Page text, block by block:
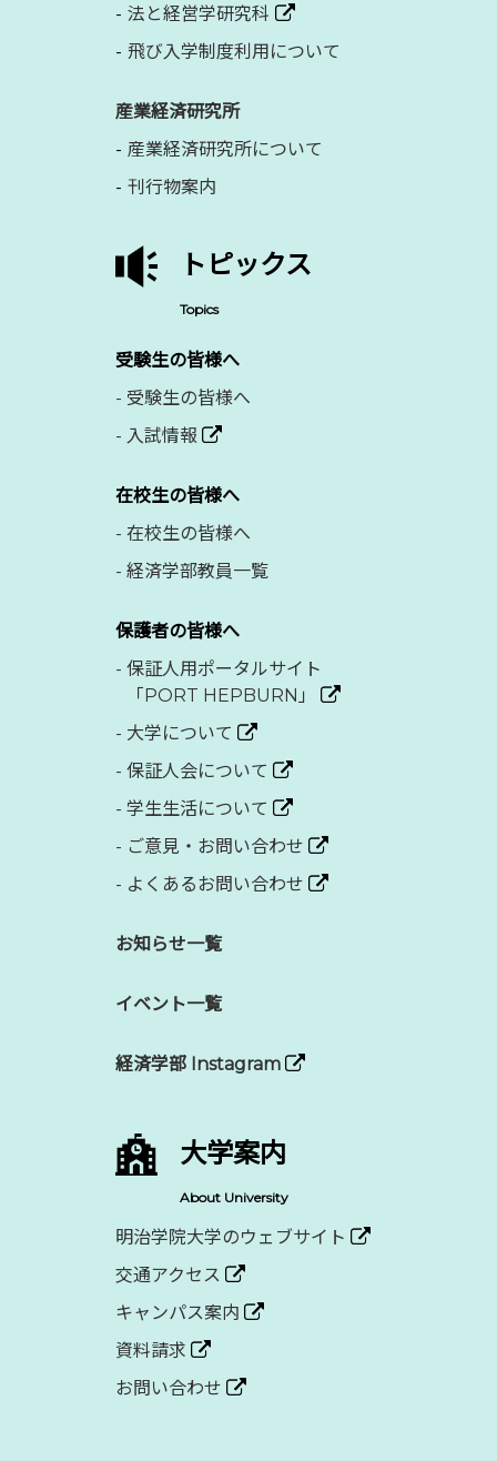
法と経営学研究科
飛び入学制度利用について
産業経済研究所
産業経済研究所について
刊行物案内
トピックス
Topics
受験生の皆様へ
- 受験生の皆様へ
- 入試情報
在校生の皆様へ
- 在校生の皆様へ
- 経済学部教員一覧
保護者の皆様へ
- 保証人用ポータルサイト
「PORT HEPBURN」
- 大学について
- 保証人会について
- 学生生活について
- ご意見・お問い合わせ
- よくあるお問い合わせ
お知らせ一覧
イベント一覧
経済学部 Instagram
大学案内
About University
明治学院大学のウェブサイト
交通アクセス
キャンパス案内
資料請求
お問い合わせ